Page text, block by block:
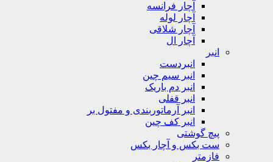
آچار فرانسه
آچار لوله
آچار شلاقی
آچار ال
انبر
انبردست
انبر سیم چین
انبر دم باریک
انبر قفلی
انبر آرماتوربندی و مفتول بر
انبر کف چین
پیچ گوشتی
ست بکس و آچار بکس
فازمتر